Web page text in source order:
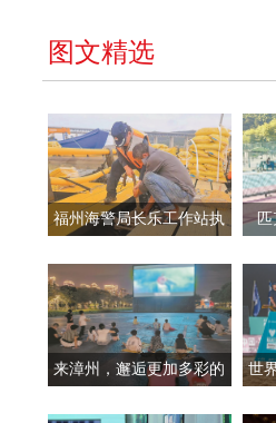
图文精选
福州海警局长乐工作站执
匹
来漳州，邂逅更加多彩的
世